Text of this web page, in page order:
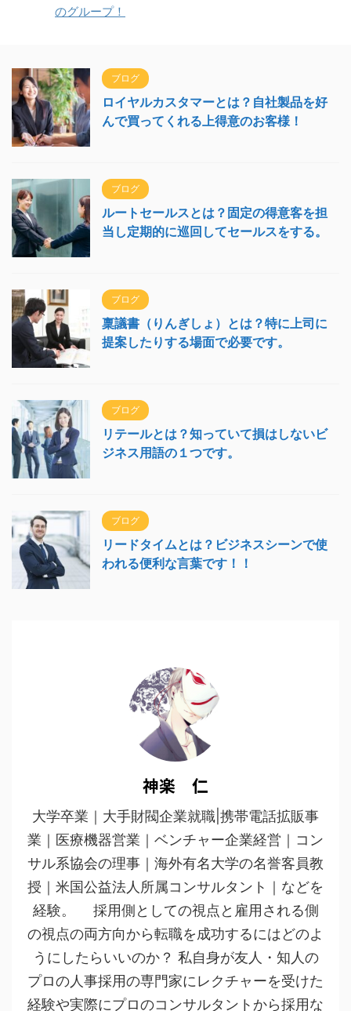
のグループ！
ブログ
ロイヤルカスタマーとは？自社製品を好
んで買ってくれる上得意のお客様！
ブログ
ルートセールスとは？固定の得意客を担
当し定期的に巡回してセールスをする。
ブログ
稟議書（りんぎしょ）とは？特に上司に
提案したりする場面で必要です。
ブログ
リテールとは？知っていて損はしないビ
ジネス用語の１つです。
ブログ
リードタイムとは？ビジネスシーンで使
われる便利な言葉です！！
神楽 仁
大学卒業｜大手財閥企業就職|携帯電話拡販事
業｜医療機器営業｜ベンチャー企業経営｜コン
サル系協会の理事｜海外有名大学の名誉客員教
授｜米国公益法人所属コンサルタント｜などを
経験。 採用側としての視点と雇用される側
の視点の両方向から転職を成功するにはどのよ
うにしたらいいのか？ 私自身が友人・知人の
プロの人事採用の専門家にレクチャーを受けた
経験や実際にプロのコンサルタントから採用な